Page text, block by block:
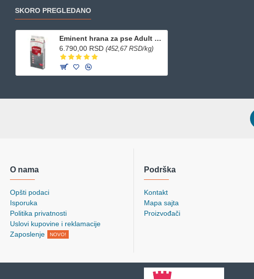
SKORO PREGLEDANO
Eminent hrana za pse Adult Piletina 15kg
6.790,00 RSD(452,67 RSD/kg)
O nama
Opšti podaci
Isporuka
Politika privatnosti
Uslovi kupovine i reklamacije
Zaposlenje
NOVO!
Podrška
Kontakt
Mapa sajta
Proizvođači